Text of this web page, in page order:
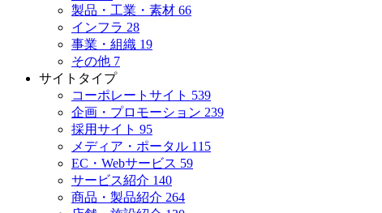
製品・工業・素材 66
インフラ 28
事業・組織 19
その他 7
サイトタイプ
コーポレートサイト 539
企画・プロモーション 239
採用サイト 95
メディア・ポータル 115
EC・Webサービス 59
サービス紹介 140
商品・製品紹介 264